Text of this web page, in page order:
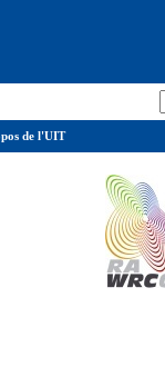
de l'UIT